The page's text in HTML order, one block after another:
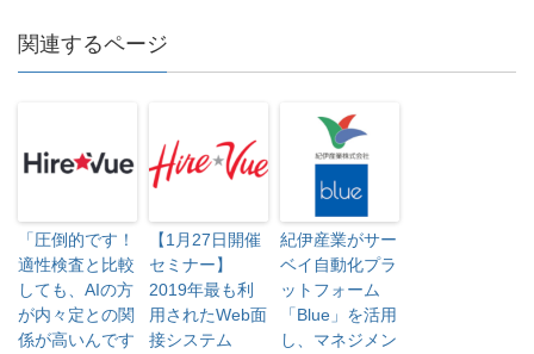
ド
で
関連するページ
「圧倒的です！
適性検査と比較
しても、AIの方
が内々定との関
係が高いんです
【1月27日開催
セミナー】
2019年最も利
用されたWeb面
接システム
紀伊産業がサー
ベイ自動化プラ
ットフォーム
「Blue」を活用
し、マネジメン